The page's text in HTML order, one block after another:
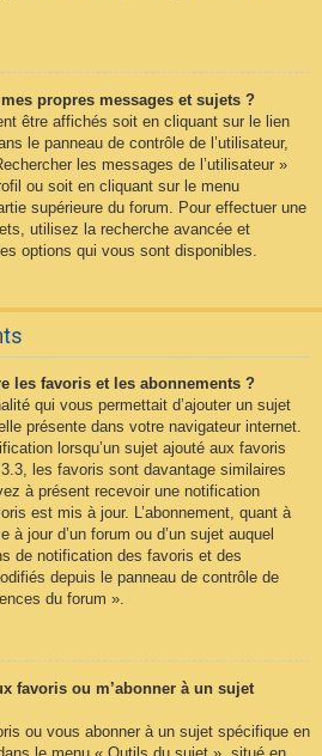
propres messages et sujets ?
être affichés soit en cliquant sur le lien
le panneau de contrôle de l’utilisateur,
les messages de l’utilisateur »
ou soit en cliquant sur le menu
supérieure du forum. Pour effectuer une
utilisez la recherche avancée et
options qui vous sont disponibles.
les favoris et les abonnements ?
qui vous permettait d’ajouter un sujet
présente dans votre navigateur internet.
lorsqu’un sujet ajouté aux favoris
les favoris sont davantage similaires
à présent recevoir une notification
est mis à jour. L’abonnement, quant à
à jour d’un forum ou d’un sujet auquel
de notification des favoris et des
depuis le panneau de contrôle de
du forum ».
favoris ou m’abonner à un sujet
ou vous abonner à un sujet spécifique en